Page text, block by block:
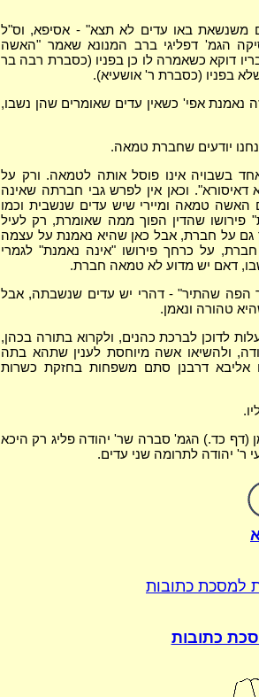
משנשאת באו עדים לא תצא" - אסיפא, וס"ל
הגמ' דפליגי ברב המנונא שאמר "האשה
דוקא כשאמרה לו כן בפניו (כסברת רבה בר
בפניו (כסברת ר' אושעיא).
נאמנת אפי' כשאין עדים שאומרים שהן נשבו,
יודעים שחברת טמאה.
בשבויה אינו פוסל אותה לטמאה. ורק על
וכאן אין לפרש גבי חברתה שאינה
האשה טמאה ומיירי שיש עדים שנשבית וכמו
פירושו שהדין הפוך ממה שאומרת, רק לעיל
על חברת, אבל כאן שהיא נאמנת על עצמה
על כרחך פירושו "אינה נאמנת" לגמרי
דאם יש מדוע לא טמאה חברת.
הפה שהתיר" - דהרי יש עדים שנשבתה, אבל
טהורה ונאמן.
לדוכן לברכת כהנים, ולקרוא בתורה בכהן,
ולהשיאו אשה מיוחסת לענין שתהא בתה
דרבנן סתם משפחות בחזקת כשרות
(דף כד.) הגמ' סברה שר' יהודה פליג רק היכא
ר' יהודה לתרומה שני עדים.
למסכת כתובות
כתובות